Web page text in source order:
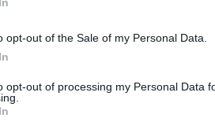
opt-out of the Sale of my Personal Data.
opt-out of processing my Personal Data
ευεργετικό ατμό.
αιθέριου ελαίου και
μπορείτε να φτιάξετε και